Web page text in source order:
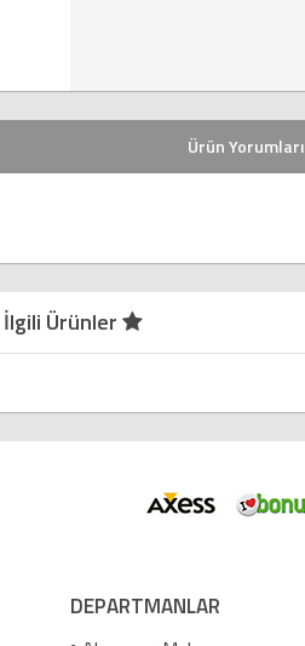
Ürün Yorumları
İlgili Ürünler
DEPARTMANLAR